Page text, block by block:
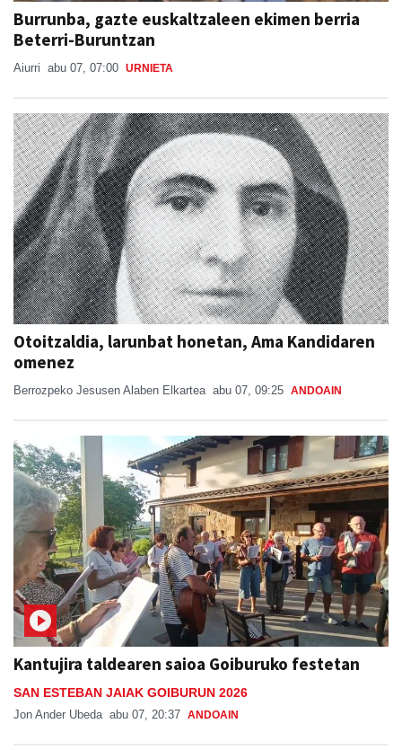
Burrunba, gazte euskaltzaleen ekimen berria
Beterri-Buruntzan
Aiurri abu 07, 07:00 URNIETA
Otoitzaldia, larunbat honetan, Ama Kandidaren
omenez
Berrozpeko Jesusen Alaben Elkartea abu 07, 09:25 ANDOAIN
Kantujira taldearen saioa Goiburuko festetan
SAN ESTEBAN JAIAK GOIBURUN 2026
Jon Ander Ubeda abu 07, 20:37 ANDOAIN